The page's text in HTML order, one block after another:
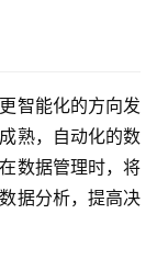
智能化的方向发
熟，自动化的数
数据管理时，将
据分析，提高决